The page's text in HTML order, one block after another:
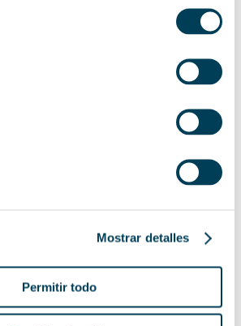
Mostrar detalles
Permitir todo
por una empresa
beneficiarte del programa
pymes que deseen
en la implantación
innovadoras